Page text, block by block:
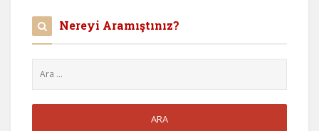
Nereyi Aramıştınız?